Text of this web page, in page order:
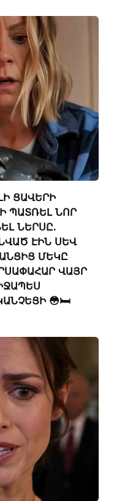
ՑԱՎԵՐԻ
ՊԱՏՌԵԼ ՆՈՐ
ՆԵՐՍԸ.
ԷԻՆ ՍԵՎ
ՄԵԿԸ
ՎԱՅՐ
😳🛏️